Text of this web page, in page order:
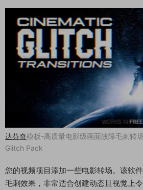
达芬奇模板-高质量电影级画面故障毛刺转
Glitch Pack
您的视频项目添加一些电影转场。该软
毛刺效果，非常适合创建动态且视觉上